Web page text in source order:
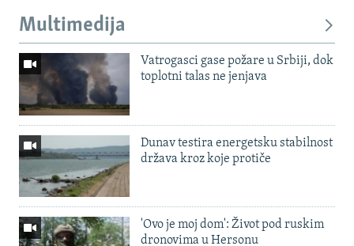
Multimedija
Vatrogasci gase požare u Srbiji, dok
toplotni talas ne jenjava
Dunav testira energetsku stabilnost
država kroz koje protiče
'Ovo je moj dom': Život pod ruskim
dronovima u Hersonu